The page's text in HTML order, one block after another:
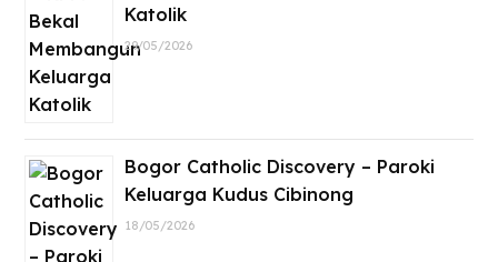
Katolik
29/05/2026
Bogor Catholic Discovery – Paroki
Keluarga Kudus Cibinong
18/05/2026